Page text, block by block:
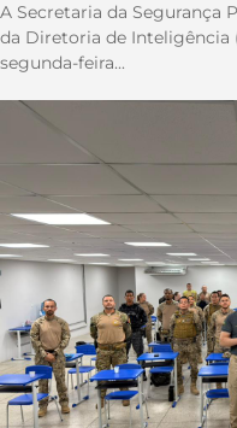
A Secretaria da Segurança
da Diretoria de Inteligência
segunda-feira...